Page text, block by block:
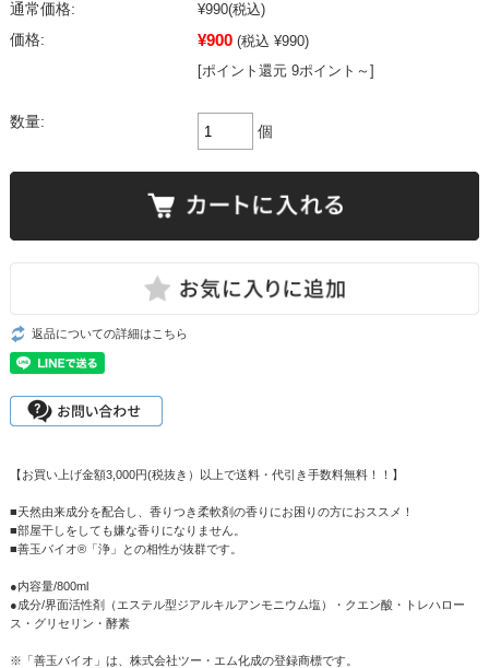
通常価格: ¥990(税込)
価格:
¥900 (税込 ¥990)
[ポイント還元 9ポイント～]
数量:
個
返品についての詳細はこちら
【お買い上げ金額3,000円(税抜き）以上で送料・代引き手数料無料！！】
■天然由来成分を配合し、香りつき柔軟剤の香りにお困りの方におススメ！
■部屋干しをしても嫌な香りになりません。
■善玉バイオ®「浄」との相性が抜群です。
●内容量/800ml
●成分/界面活性剤（エステル型ジアルキルアンモニウム塩）・クエン酸・トレハロー
ス・グリセリン・酵素
※「善玉バイオ」は、株式会社ツー・エム化成の登録商標です。